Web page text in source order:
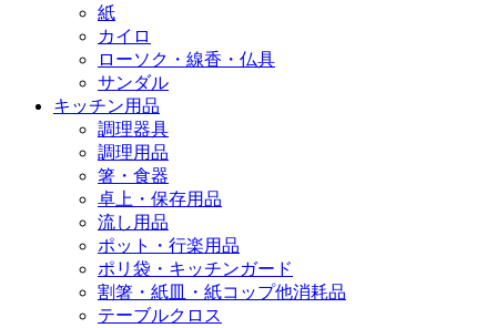
紙
カイロ
ローソク・線香・仏具
サンダル
キッチン用品
調理器具
調理用品
箸・食器
卓上・保存用品
流し用品
ポット・行楽用品
ポリ袋・キッチンガード
割箸・紙皿・紙コップ他消耗品
テーブルクロス